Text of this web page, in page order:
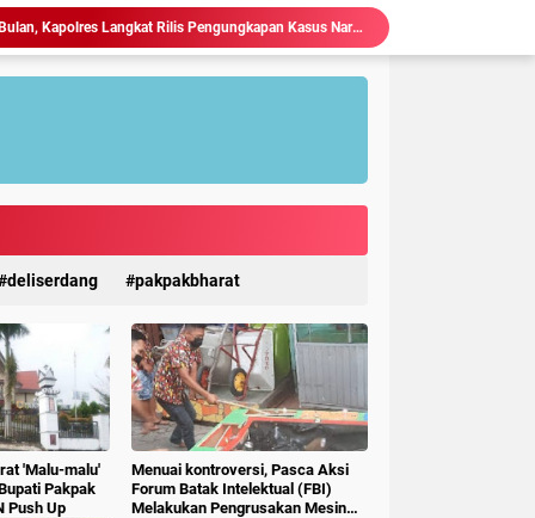
Dalam Kurun Waktu Satu Bulan, Kapolres Langkat Rilis Pengungkapan Kasus Narkotika, Tindak Pidana Kriminal, dan Kekerasan Seksual terhadap Anak.
Kapolres Langkat Perkuat Sinergi dengan FKUB, Kolaborasi Tokoh Agama Jadi Pilar Menjaga Kamtibmas.
Kejahatan 3C, Polsek Gebang Patroli Blue Light.
Maraknya Judi Togel Di Perbaungan dan Pantai Cermin Menjamur, Warga Desak Kapolres Serge Tangkap Judi Togel
deliserdang pakpakbharat
'Malu-malu'
Pakpak
Push Up
Menuai kontroversi, Pasca Aksi
Forum Batak Intelektual (FBI)
Melakukan Pengrusakan Mesin